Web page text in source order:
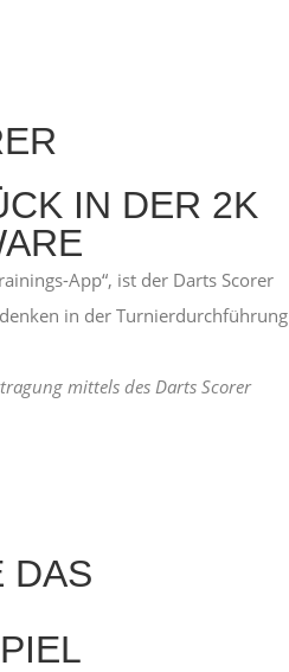
IN DER 2K
App“, ist der Darts Scorer
in der Turnierdurchführung
mittels des Darts Scorer
DAS